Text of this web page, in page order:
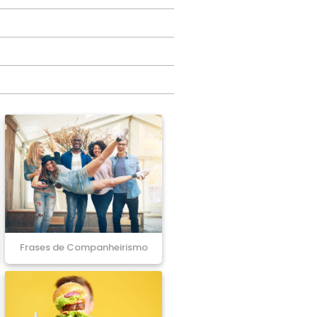
Frases de Companheirismo